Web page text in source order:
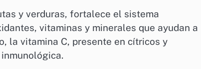
y verduras, fortalece el sistema
vitaminas y minerales que ayudan a
la vitamina C, presente en cítricos y